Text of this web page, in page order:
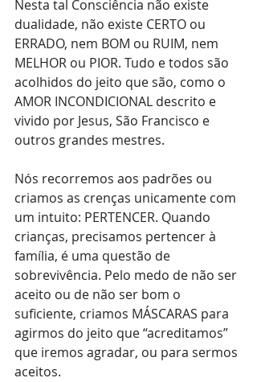
Nesta tal Consciência não existe
dualidade, não existe CERTO ou
ERRADO, nem BOM ou RUIM, nem
MELHOR ou PIOR. Tudo e todos são
acolhidos do jeito que são, como o
AMOR INCONDICIONAL descrito e
vivido por Jesus, São Francisco e
outros grandes mestres.
Nós recorremos aos padrões ou
criamos as crenças unicamente com
um intuito: PERTENCER. Quando
crianças, precisamos pertencer à
família, é uma questão de
sobrevivência. Pelo medo de não ser
aceito ou de não ser bom o
suficiente, criamos MÁSCARAS para
agirmos do jeito que “acreditamos”
que iremos agradar, ou para sermos
aceitos.